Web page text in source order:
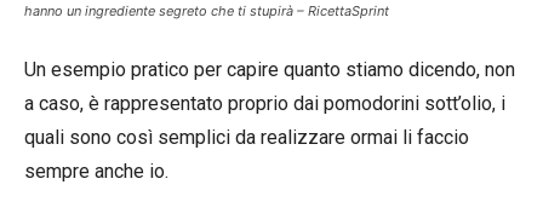
hanno un ingrediente segreto che ti stupirà – RicettaSprint
Un esempio pratico per capire quanto stiamo dicendo, non
a caso, è rappresentato proprio dai pomodorini sott’olio, i
quali sono così semplici da realizzare ormai li faccio
sempre anche io.